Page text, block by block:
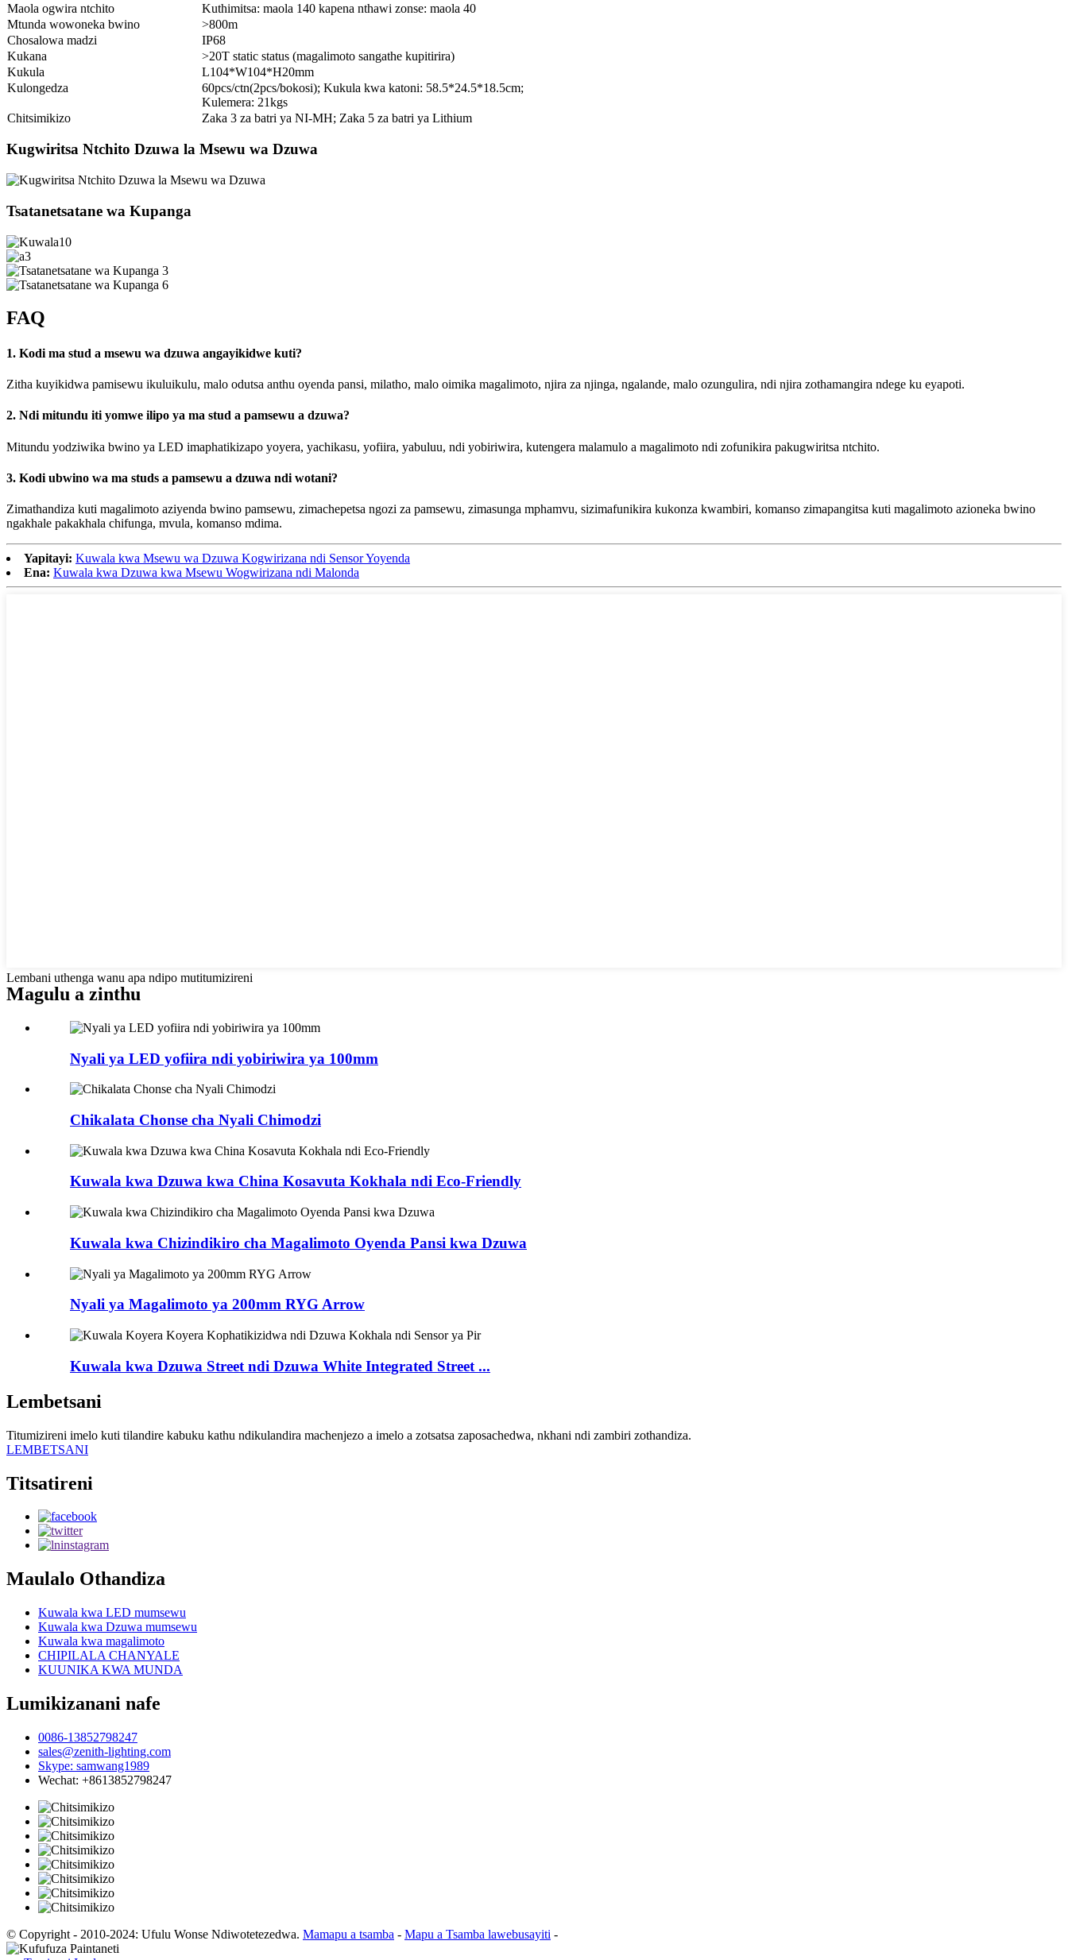
Maola ogwira ntchito
Kuthimitsa: maola 140 kapena nthawi zonse: maola 40
Mtunda wowoneka bwino
>800m
Chosalowa madzi
IP68
Kukana
>20T static status (magalimoto sangathe kupitirira)
Kukula
L104*W104*H20mm
Kulongedza
60pcs/ctn(2pcs/bokosi); Kukula kwa katoni: 58.5*24.5*18.5cm;
Kulemera: 21kgs
Chitsimikizo
Zaka 3 za batri ya NI-MH; Zaka 5 za batri ya Lithium
Kugwiritsa Ntchito Dzuwa la Msewu wa Dzuwa
Tsatanetsatane wa Kupanga
FAQ
1. Kodi ma stud a msewu wa dzuwa angayikidwe kuti?
Zitha kuyikidwa pamisewu ikuluikulu, malo odutsa anthu oyenda pansi, milatho, malo oimika magalimoto, njira za njinga, ngalande, malo ozungulira, ndi njira zothamangira ndege ku eyapoti.
2. Ndi mitundu iti yomwe ilipo ya ma stud a pamsewu a dzuwa?
Mitundu yodziwika bwino ya LED imaphatikizapo yoyera, yachikasu, yofiira, yabuluu, ndi yobiriwira, kutengera malamulo a magalimoto ndi zofunikira pakugwiritsa ntchito.
3. Kodi ubwino wa ma studs a pamsewu a dzuwa ndi wotani?
Zimathandiza kuti magalimoto aziyenda bwino pamsewu, zimachepetsa ngozi za pamsewu, zimasunga mphamvu, sizimafunikira kukonza kwambiri, komanso zimapangitsa kuti magalimoto azioneka bwino
ngakhale pakakhala chifunga, mvula, komanso mdima.
Yapitayi: Kuwala kwa Msewu wa Dzuwa Kogwirizana ndi Sensor Yoyenda
Ena: Kuwala kwa Dzuwa kwa Msewu Wogwirizana ndi Malonda
Lembani uthenga wanu apa ndipo mutitumizireni
Magulu a zinthu
Nyali ya LED yofiira ndi yobiriwira ya 100mm
Chikalata Chonse cha Nyali Chimodzi
Kuwala kwa Dzuwa kwa China Kosavuta Kokhala ndi Eco-Friendly
Kuwala kwa Chizindikiro cha Magalimoto Oyenda Pansi kwa Dzuwa
Nyali ya Magalimoto ya 200mm RYG Arrow
Kuwala kwa Dzuwa Street ndi Dzuwa White Integrated Street ...
Lembetsani
Titumizireni imelo kuti tilandire kabuku kathu ndikulandira machenjezo a imelo a zotsatsa zaposachedwa, nkhani ndi zambiri zothandiza.
LEMBETSANI
Titsatireni
Maulalo Othandiza
Kuwala kwa LED mumsewu
Kuwala kwa Dzuwa mumsewu
Kuwala kwa magalimoto
CHIPILALA CHANYALE
KUUNIKA KWA MUNDA
Lumikizanani nafe
0086-13852798247
sales@zenith-lighting.com
Skype: samwang1989
Wechat: +8613852798247
© Copyright - 2010-2024: Ufulu Wonse Ndiwotetezedwa. Mamapu a tsamba - Mapu a Tsamba lawebusayiti -